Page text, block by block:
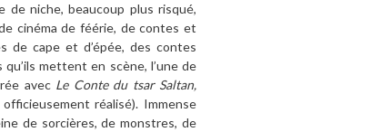
de niche, beaucoup plus risqué,
cinéma de féérie, de contes et
de cape et d’épée, des contes
mettent en scène, l’une de
avec Le Conte du tsar Saltan,
réalisé). Immense
de sorcières, de monstres, de